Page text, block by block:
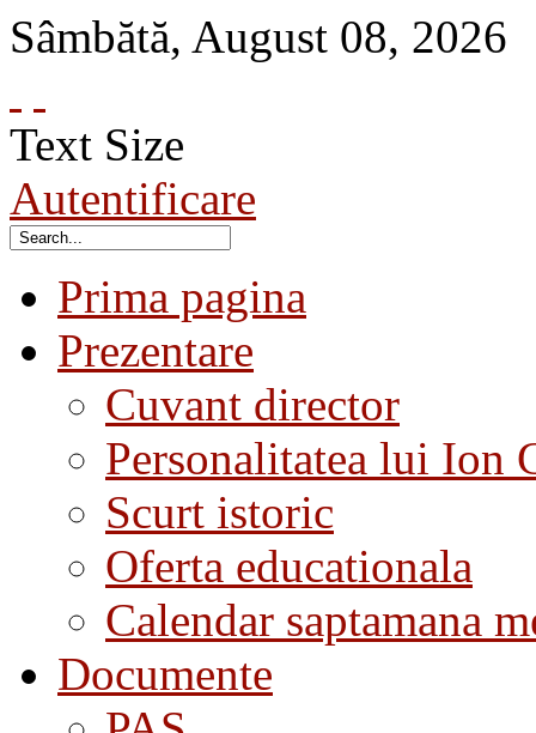
Sâmbătă, August 08, 2026
Text Size
Autentificare
Prima pagina
Prezentare
Cuvant director
Personalitatea lui Ion
Scurt istoric
Oferta educationala
Calendar saptamana
Documente